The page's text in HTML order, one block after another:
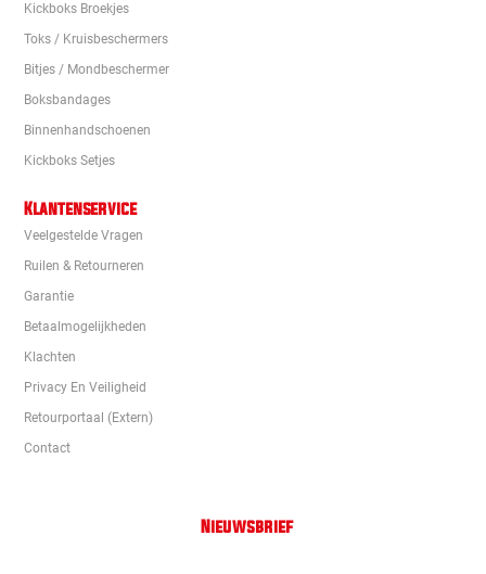
Kickboks Broekjes
Toks / Kruisbeschermers
Bitjes / Mondbeschermer
Boksbandages
Binnenhandschoenen
Kickboks Setjes
Klantenservice
Veelgestelde Vragen
Ruilen & Retourneren
Garantie
Betaalmogelijkheden
Klachten
Privacy En Veiligheid
Retourportaal (extern)
Contact
Nieuwsbrief